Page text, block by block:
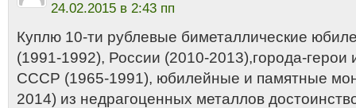
24.02.2015 в 2:43 пп
Куплю 10-ти рублевые биметаллические
(1991-1992), России (2010-2013),города-
СССР (1965-1991), юбилейные и памятные
2014) из недрагоценных металлов